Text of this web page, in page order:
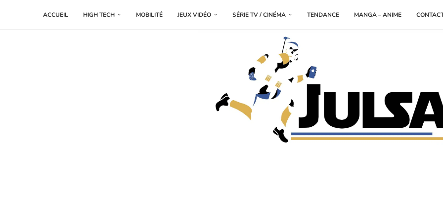
ACCUEIL HIGH TECH MOBILITÉ JEUX VIDÉO SÉRIE TV / CINÉMA TENDANCE MANGA – ANIME